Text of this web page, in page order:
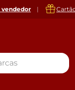
vendedor |